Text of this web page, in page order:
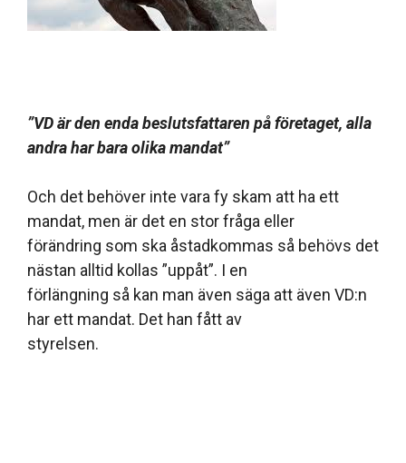
”VD är den enda beslutsfattaren på företaget, alla
andra har bara olika mandat”
Och det behöver inte vara fy skam att ha ett
mandat, men är det en stor fråga eller
förändring som ska åstadkommas så behövs det
nästan alltid kollas ”uppåt”. I en
förlängning så kan man även säga att även VD:n
har ett mandat. Det han fått av
styrelsen.